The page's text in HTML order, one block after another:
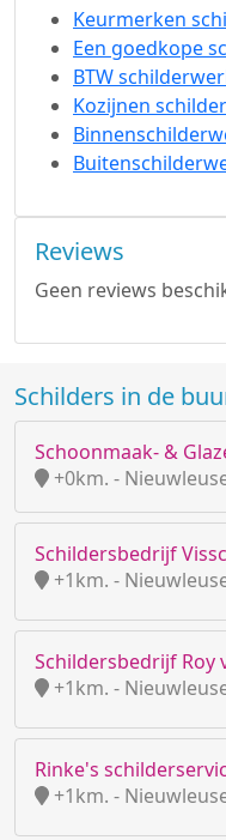
Keurmerken
Een goedkope
BTW
Kozijnen
Reviews
Geen reviews
Schilders in de
Schoonmaak- &
+0km. -
Schildersbedrijf
+1km. -
Schildersbedrijf Roy
+1km. -
Rinke's
+1km. -